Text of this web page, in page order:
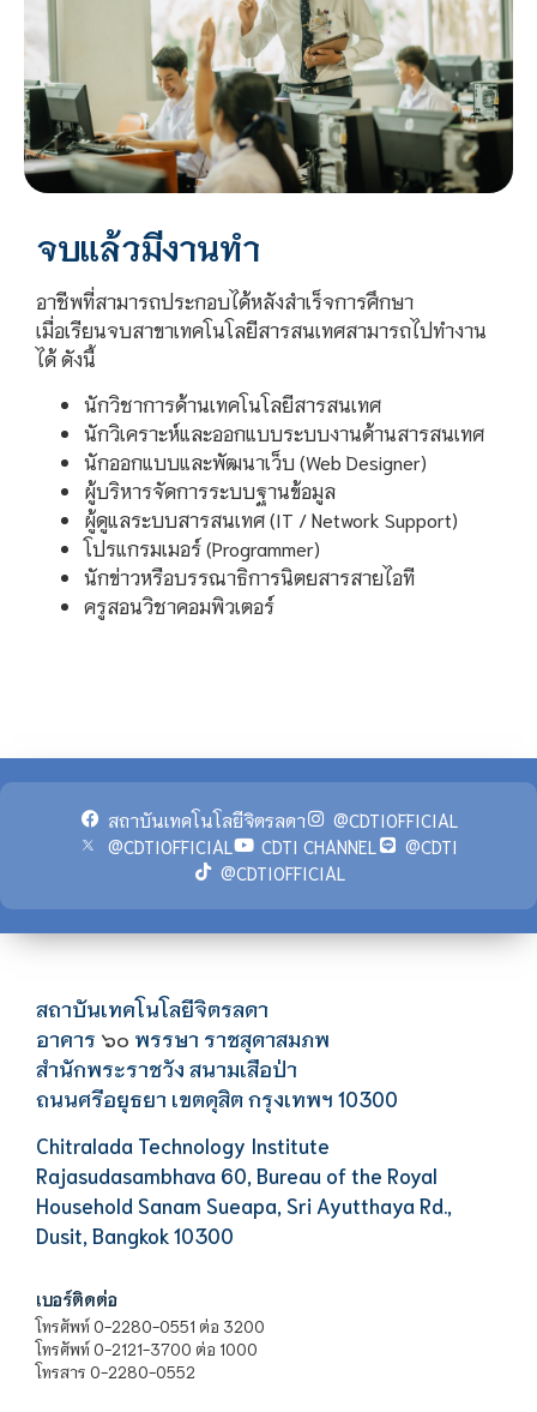
จบแล้วมีงานทำ
อาชีพที่สามารถประกอบได้หลังสำเร็จการศึกษา
เมื่อเรียนจบสาขาเทคโนโลยีสารสนเทศสามารถไปทำงาน
ได้ ดังนี้
นักวิชาการด้านเทคโนโลยีสารสนเทศ
นักวิเคราะห์และออกแบบระบบงานด้านสารสนเทศ
นักออกแบบและพัฒนาเว็บ (Web Designer)
ผู้บริหารจัดการระบบฐานข้อมูล
ผู้ดูแลระบบสารสนเทศ (IT / Network Support)
โปรแกรมเมอร์ (Programmer)
นักข่าวหรือบรรณาธิการนิตยสารสายไอที
ครูสอนวิชาคอมพิวเตอร์
สถาบันเทคโนโลยีจิตรลดา
@CDTIOFFICIAL
@CDTIOFFICIAL
CDTI CHANNEL
@CDTI
@CDTIOFFICIAL
สถาบันเทคโนโลยีจิตรลดา
อาคาร ๖๐ พรรษา ราชสุดาสมภพ
สำนักพระราชวัง สนามเสือป่า
ถนนศรีอยุธยา เขตดุสิต กรุงเทพฯ 10300
Chitralada Technology Institute
Rajasudasambhava 60, Bureau of the Royal
Household Sanam Sueapa, Sri Ayutthaya Rd.,
Dusit, Bangkok 10300
เบอร์ติดต่อ
โทรศัพท์ 0-2280-0551 ต่อ 3200
โทรศัพท์ 0-2121-3700 ต่อ 1000
โทรสาร 0-2280-0552